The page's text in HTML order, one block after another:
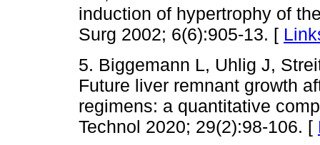
induction of hypertrophy of
Surg 2002; 6(6):905-13. [
5. Biggemann L, Uhlig J,
Future liver remnant growth
regimens: a quantitative
Technol 2020; 29(2):98-106. [